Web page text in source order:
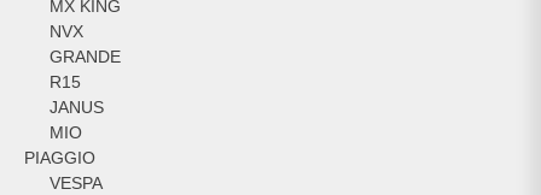
MX KING
NVX
GRANDE
R15
JANUS
MIO
PIAGGIO
VESPA